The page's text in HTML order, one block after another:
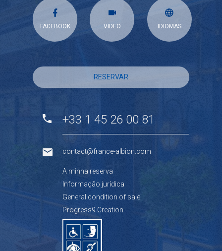
FACEBOOK VIDEO IDIOMAS
RESERVAR
+33 1 45 26 00 81
contact@france-albion.com
A minha reserva
Informação jurídica
General condition of sale
Progress9 Creation